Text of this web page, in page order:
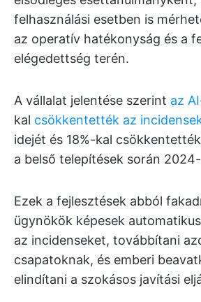
felhasználási esetben is
az operatív hatékonyság és a
elégedettség terén.
A vállalat jelentése szerint az
kal csökkentették az
idejét és 18%-kal
a belső telepítések során
Ezek a fejlesztések abból
ügynökök képesek
az incidenseket, továbbítani
csapatoknak, és emberi
elindítani a szokásos javítási